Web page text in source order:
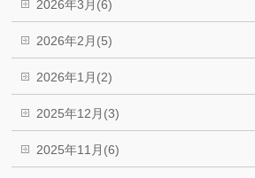
2026年3月(6)
2026年2月(5)
2026年1月(2)
2025年12月(3)
2025年11月(6)